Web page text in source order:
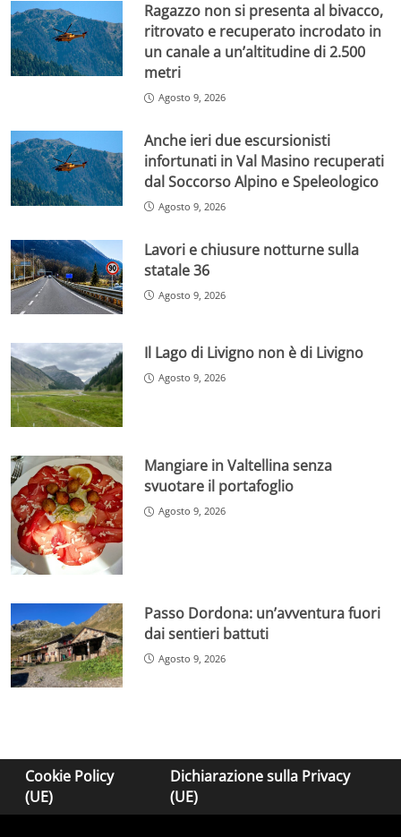
Ragazzo non si presenta al bivacco,
ritrovato e recuperato incrodato in
un canale a un’altitudine di 2.500
metri
Agosto 9, 2026
Anche ieri due escursionisti
infortunati in Val Masino recuperati
dal Soccorso Alpino e Speleologico
Agosto 9, 2026
Lavori e chiusure notturne sulla
statale 36
Agosto 9, 2026
Il Lago di Livigno non è di Livigno
Agosto 9, 2026
Mangiare in Valtellina senza
svuotare il portafoglio
Agosto 9, 2026
Passo Dordona: un’avventura fuori
dai sentieri battuti
Agosto 9, 2026
Cookie Policy
(UE)
Dichiarazione sulla Privacy
(UE)